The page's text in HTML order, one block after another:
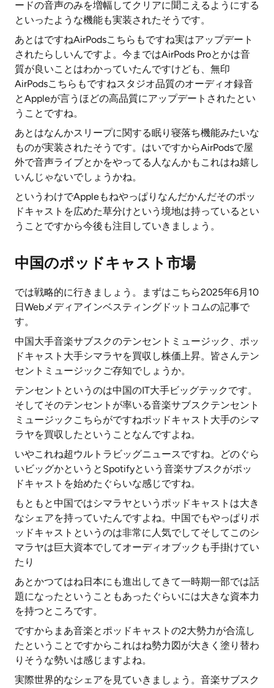
ードの音声のみを増幅してクリアに聞こえるようにする
といったような機能も実装されたそうです。
あとはですねAirPodsこちらもですね実はアップデート
されたらしいんですよ。今まではAirPods Proとかは音
質が良いことはわかっていたんですけども、無印
AirPodsこちらもですねスタジオ品質のオーディオ録音
とAppleが言うほどの高品質にアップデートされたとい
うことですね。
あとはなんかスリープに関する眠り寝落ち機能みたいな
ものが実装されたそうです。はいですからAirPodsで屋
外で音声ライブとかをやってる人なんかもこれはね嬉し
いんじゃないでしょうかね。
というわけでAppleもねやっぱりなんだかんだそのポッ
ドキャストを広めた草分けという境地は持っているとい
うことですから今後も注目していきましょう。
中国のポッドキャスト市場
では戦略的に行きましょう。まずはこちら2025年6月10
日Webメディアインベスティングドットコムの記事で
す。
中国大手音楽サブスクのテンセントミュージック、ポッ
ドキャスト大手シマラヤを買収し株価上昇。皆さんテン
セントミュージックご存知でしょうか。
テンセントというのは中国のIT大手ビッグテックです。
そしてそのテンセントが率いる音楽サブスクテンセント
ミュージックこちらがですねポッドキャスト大手のシマ
ラヤを買収したということなんですよね。
いやこれね超ウルトラビッグニュースですね。どのぐら
いビッグかというとSpotifyという音楽サブスクがポッ
ドキャストを始めたぐらいな感じですね。
もともと中国ではシマラヤというポッドキャストは大き
なシェアを持っていたんですよね。中国でもやっぱりポ
ッドキャストというのは非常に人気でしてそしてこのシ
マラヤは巨大資本でしてオーディオブックも手掛けてい
たり
あとかつてはね日本にも進出してきて一時期一部では話
題になったということもあったぐらいには大きな資本力
を持つところです。
ですからまあ音楽とポッドキャストの2大勢力が合流し
たということですからこれはね勢力図が大きく塗り替わ
りそうな勢いは感じますよね。
実際世界的なシェアを見ていきましょう。音楽サブスク